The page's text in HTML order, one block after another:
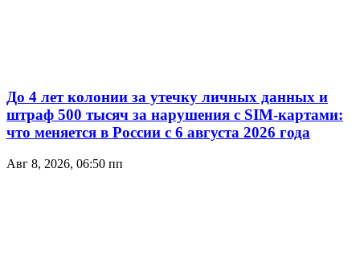
До 4 лет колонии за утечку личных данных и
штраф 500 тысяч за нарушения с SIM-картами:
что меняется в России с 6 августа 2026 года
Авг 8, 2026, 06:50 пп